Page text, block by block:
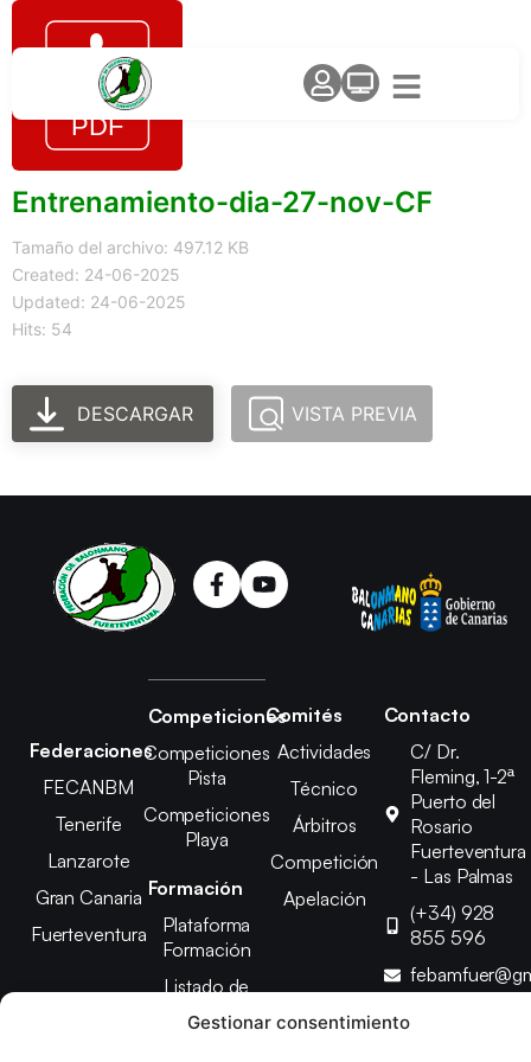
Gestionar consentimiento
Entrenamiento-dia-27-nov-CF
Tamaño del archivo: 497.12 KB
Created: 24-06-2025
Updated: 24-06-2025
Hits: 54
DESCARGAR VISTA PREVIA
Federaciones
FECANBM
Tenerife
Lanzarote
Gran Canaria
Fuerteventura
Competiciones
Competiciones
Pista
Competiciones
Playa
Formación
Plataforma
Formación
Listado de
Cursos
Comités
Actividades
Técnico
Árbitros
Competición
Apelación
Contacto
C/ Dr.
Fleming, 1-2ª
Puerto del
Rosario
Fuerteventura
- Las Palmas
(+34) 928
855 596